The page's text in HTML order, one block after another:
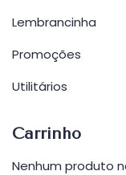
Lembrancinha
Promoções
Utilitários
Carrinho
Nenhum produto